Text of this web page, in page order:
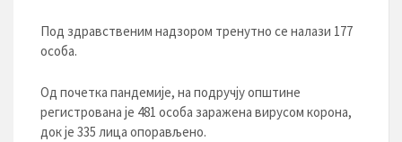
Под здравственим надзором тренутно се налази 177
особа.
Од почетка пандемије, на подручју општине
регистрована је 481 особа заражена вирусом корона,
док је 335 лица опорављено.